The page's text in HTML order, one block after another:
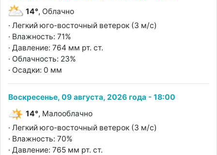
14°, Облачно
· Легкий юго-восточный ветерок (3 м/с)
· Влажность: 71%
· Давление: 764 мм рт. ст.
· Облачность: 23%
· Осадки: 0 мм
Воскресенье, 09 августа, 2026 года - 18:00
14°, Малооблачно
· Легкий юго-восточный ветерок (3 м/с)
· Влажность: 70%
· Давление: 765 мм рт. ст.